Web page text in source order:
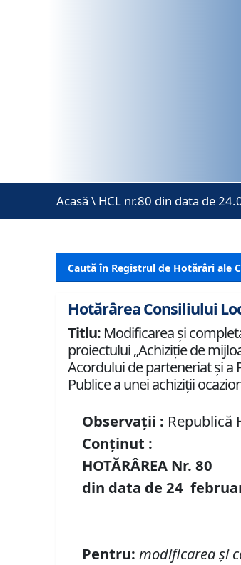
Acasă \ HCL nr.80 din data de
Caută în Registrul de Hotărâri ale
Hotărârea Consiliului
Titlu: Modificarea și
proiectului „Achiziţie de
Acordului de parteneriat şi a
Publice a unei achiziţii
Observații : Republică
Conținut :
HOTĂRÂREA Nr.80
din data de24
Pentru: modificareași